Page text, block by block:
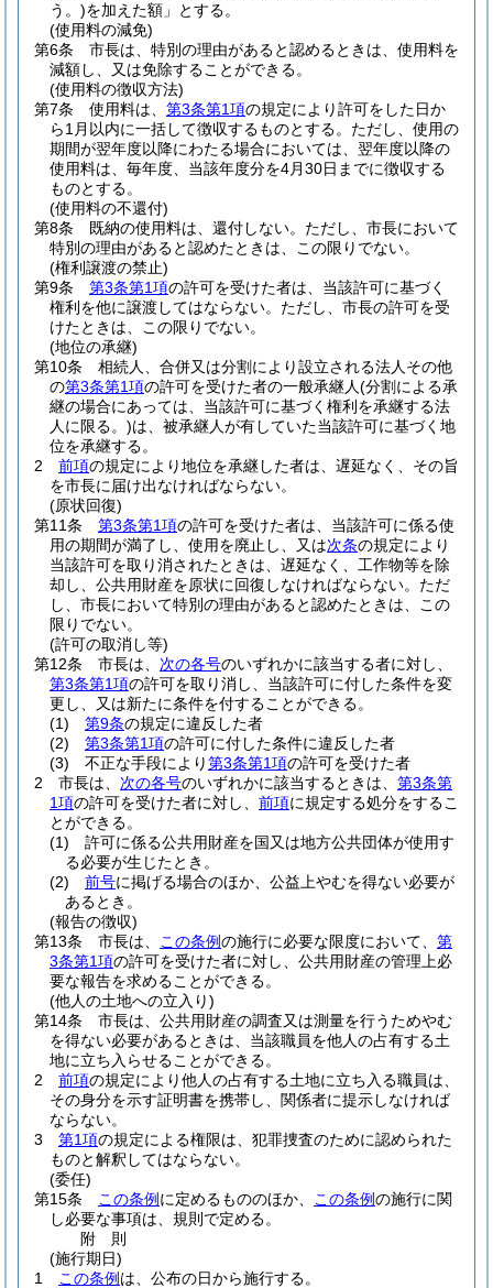
う。)を加えた額」とする。
(使用料の減免)
第6条
市長は、特別の理由があると認めるときは、使用料を
減額し、又は免除することができる。
(使用料の徴収方法)
第7条
使用料は、 第3条第1項の規定により許可をした日か
ら1月以内に一括して徴収するものとする。 ただし、使用の
期間が翌年度以降にわたる場合においては、翌年度以降の
使用料は、毎年度、当該年度分を4月30日までに徴収する
ものとする。
(使用料の不還付)
第8条
既納の使用料は、還付しない。 ただし、市長において
特別の理由があると認めたときは、この限りでない。
(権利譲渡の禁止)
第9条
第3条第1項の許可を受けた者は、当該許可に基づく
権利を他に譲渡してはならない。 ただし、市長の許可を受
けたときは、この限りでない。
(地位の承継)
第10条
相続人、合併又は分割により設立される法人その他
の第3条第1項の許可を受けた者の一般承継人(分割による承
継の場合にあっては、当該許可に基づく権利を承継する法
人に限る。)は、被承継人が有していた当該許可に基づく地
位を承継する。
2
前項の規定により地位を承継した者は、遅延なく、その旨
を市長に届け出なければならない。
(原状回復)
第11条
第3条第1項の許可を受けた者は、当該許可に係る使
用の期間が満了し、使用を廃止し、又は次条の規定により
当該許可を取り消されたときは、遅延なく、工作物等を除
却し、公共用財産を原状に回復しなければならない。 ただ
し、市長において特別の理由があると認めたときは、この
限りでない。
(許可の取消し等)
第12条
市長は、 次の各号のいずれかに該当する者に対し、
第3条第1項の許可を取り消し、当該許可に付した条件を変
更し、又は新たに条件を付することができる。
(1)
第9条の規定に違反した者
(2)
第3条第1項の許可に付した条件に違反した者
(3)
不正な手段により第3条第1項の許可を受けた者
2
市長は、 次の各号のいずれかに該当するときは、 第3条第
1項の許可を受けた者に対し、 前項に規定する処分をするこ
とができる。
(1)
許可に係る公共用財産を国又は地方公共団体が使用す
る必要が生じたとき。
(2)
前号に掲げる場合のほか、公益上やむを得ない必要が
あるとき。
(報告の徴収)
第13条
市長は、 この条例の施行に必要な限度において、 第
3条第1項の許可を受けた者に対し、公共用財産の管理上必
要な報告を求めることができる。
(他人の土地への立入り)
第14条
市長は、公共用財産の調査又は測量を行うためやむ
を得ない必要があるときは、当該職員を他人の占有する土
地に立ち入らせることができる。
2
前項の規定により他人の占有する土地に立ち入る職員は、
その身分を示す証明書を携帯し、関係者に提示しなければ
ならない。
3
第1項の規定による権限は、犯罪捜査のために認められた
ものと解釈してはならない。
(委任)
第15条
この条例 に定めるもののほか、 この条例の施行に関
し必要な事項は、規則で定める。
附 則
(施行期日)
1
この条例 は、公布の日から施行する。